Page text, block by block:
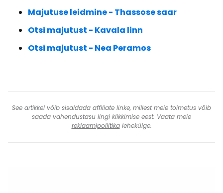
Majutuse leidmine - Thassose saar
Otsi majutust - Kavala linn
Otsi majutust - Nea Peramos
See artikkel võib sisaldada affiliate linke, millest meie toimetus võib
saada vahendustasu lingi klikkimise eest. Vaata meie
reklaamipoliitikalehekülge.